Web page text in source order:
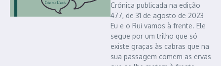
Crónica publicada na edição
477, de 31 de agosto de 2023
Eu e o Rui vamos à frente. Ele
segue por um trilho que só
existe graças às cabras que na
sua passagem comem as ervas